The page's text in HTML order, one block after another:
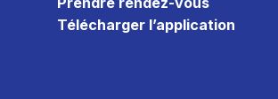
Télécharger l’application